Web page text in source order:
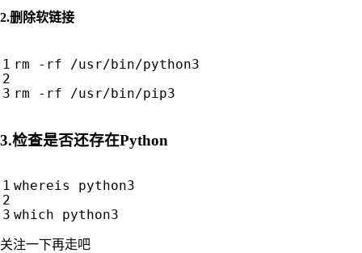
2.删除软链接
rm -rf /usr/bin/python3
3.检查是否还存在Python
whereis python3
关注一下再走吧